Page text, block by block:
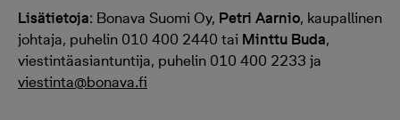
Lisätietoja: Bonava Suomi Oy, Petri Aarnio, kaupallinen
johtaja, puhelin 010 400 2440 tai Minttu Buda,
viestintäasiantuntija, puhelin 010 400 2233 ja
viestinta@bonava.fi